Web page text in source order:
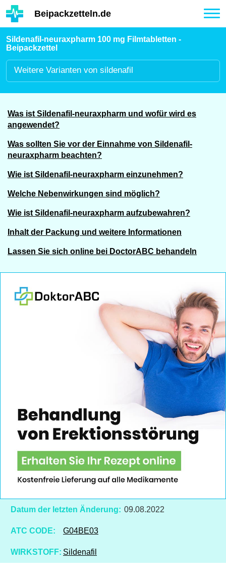
Hauptinhalt
Beipackzetteln.de
Sildenafil-neuraxpharm 100 mg Filmtabletten -
Beipackzettel
Weitere Varianten von sildenafil
Was ist Sildenafil-neuraxpharm und wofür wird es
angewendet?
Was sollten Sie vor der Einnahme von Sildenafil-
neuraxpharm beachten?
Wie ist Sildenafil-neuraxpharm einzunehmen?
Welche Nebenwirkungen sind möglich?
Wie ist Sildenafil-neuraxpharm aufzubewahren?
Inhalt der Packung und weitere Informationen
Lassen Sie sich online bei DoctorABC behandeln
Datum der letzten Änderung: 09.08.2022
ATC CODE: G04BE03
WIRKSTOFF: Sildenafil